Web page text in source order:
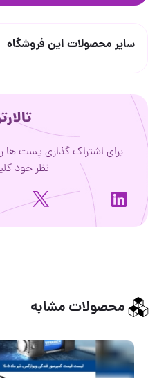
سایر محصولات این فروشگاه
برای اشتراک گذاری پست ها
نظر خود
محصولات مشابه